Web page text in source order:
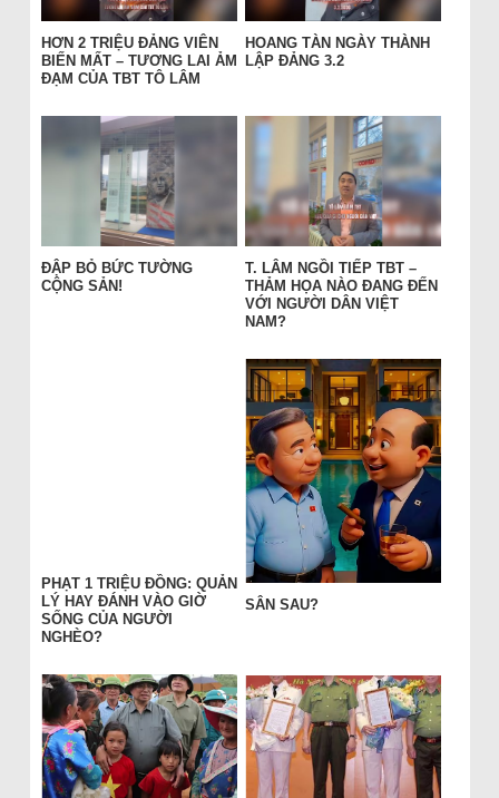
HƠN 2 TRIỆU ĐẢNG VIÊN
BIẾN MẤT – TƯƠNG LAI ẢM
ĐẠM CỦA TBT TÔ LÂM
HOANG TÀN NGÀY THÀNH
LẬP ĐẢNG 3.2
ĐẬP BỎ BỨC TƯỜNG
CỘNG SẢN!
T. LÂM NGỒI TIẾP TBT –
THẢM HỌA NÀO ĐANG ĐẾN
VỚI NGƯỜI DÂN VIỆT
NAM?
PHẠT 1 TRIỆU ĐỒNG: QUẢN
LÝ HAY ĐÁNH VÀO GIỜ
SỐNG CỦA NGƯỜI
NGHÈO?
SÂN SAU?